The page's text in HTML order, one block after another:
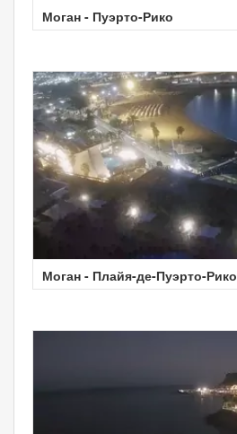
Моган - Пуэрто-Рико
Моган - Плайя-де-Пуэрто-Рико